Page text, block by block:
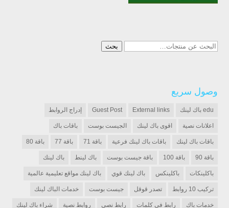
البحث
بحث
وصول سريع
edu باك لينك External links
Guest Post إدراج الروابط
اعلانات نصية اقوى باك لينك الجيست بوست باقات باك
باقات باك لينك باقات باك لينك فرعية باقة 71 باقة 77 باقة 80
باقة 90 باقة 100 باقة جيست بوست باك لينط باك لينك
باكلينكات باكلينكس باك لينك قوي باك لينك مواقع تعليمية عالمية
تركيب 10 روابط تصدر قوقل جيست بوست خدمات الباك لينك
خدمات باك رابط في كلمات رابط نصي روابط نصية شراء باك لينك